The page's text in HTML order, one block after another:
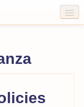
not logged in. (